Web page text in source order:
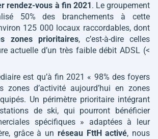
rendez-vous à fin 2021. Le groupement
50% des branchements à cette
125 000 locaux raccordables, dont
zones prioritaires, c’est-à-dire celles
actuelle d’un très faible débit ADSL (<
est qu’à fin 2021 « 98% des foyers
zones d’activité aujourd’hui en zones
Un périmètre prioritaire intégrant
de ski, qui pourront bénéficier
spécifiques » adaptées à leur
grâce à un réseau FttH activé, nous